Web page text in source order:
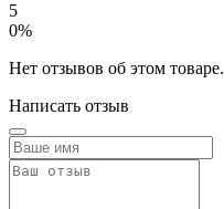
5
0%
Нет отзывов об этом товаре.
Написать отзыв